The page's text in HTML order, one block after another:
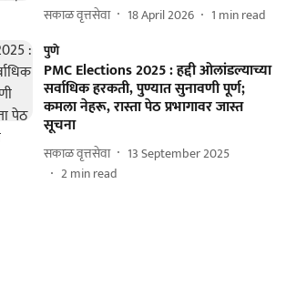
सकाळ वृत्तसेवा 18 April 2026 1 min read
पुणे
PMC Elections 2025 : हद्दी ओलांडल्याच्या
सर्वाधिक हरकती, पुण्यात सुनावणी पूर्ण;
कमला नेहरू, रास्ता पेठ प्रभागावर जास्त
सूचना
सकाळ वृत्तसेवा
13 September 2025
2min read